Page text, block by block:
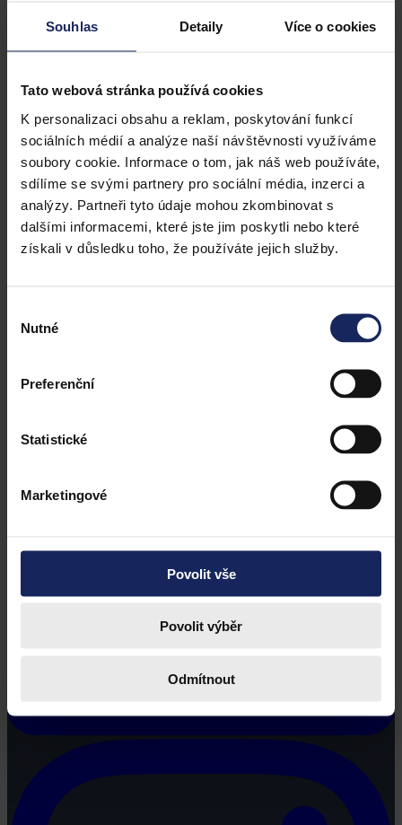
Souhlas Detaily Více o cookies
Tato webová stránka používá cookies
K personalizaci obsahu a reklam, poskytování funkcí
sociálních médií a analýze naší návštěvnosti využíváme
soubory cookie. Informace o tom, jak náš web používáte,
sdílíme se svými partnery pro sociální média, inzerci a
analýzy. Partneři tyto údaje mohou zkombinovat s
dalšími informacemi, které jste jim poskytli nebo které
získali v důsledku toho, že používáte jejich služby.
souhlasu
Nutné
Preferenční
Statistické
Marketingové
Povolit vše
Povolit výběr
Odmítnout